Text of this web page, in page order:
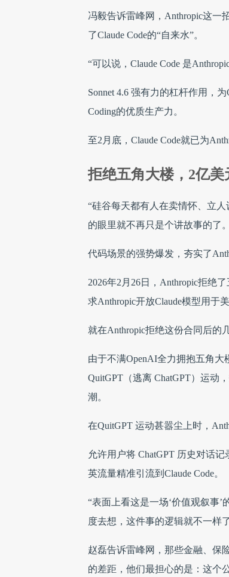
冯毅告诉雷峰网，Anthropic这一
了Claude Code的“自来水”。
“可以说，Claude Code 是
Sonnet 4.6 强有力的杠杆作用，
Coding的优质生产力。
至2月底，Claude Code就已为
拒绝五角大楼，2亿
“硅谷每天都有人在卖情怀、立
的眼里就不再只是个讲故事的了
代码场景的强势爆发，夯实了
2026年2月26日，Anthropic拒绝
求Anthropic开放Claude模型用于
就在Anthropic拒绝这份合同后的
由于不满OpenAI全力拥抱五角
QuitGPT（逃离 ChatGPT）运动
潮。
在QuitGPT 运动甚嚣尘上时，
允许用户将 ChatGPT 历史对话
英流量精准引流到Claude Code。
“表面上看这是一场‘价值观叙事
度去想，这件事的逻辑就不一样
赵磊告诉雷峰网，那些金融、保
的差距，他们最担心的是：这个